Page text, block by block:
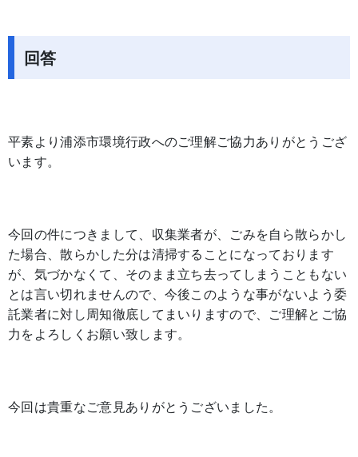
回答
平素より浦添市環境行政へのご理解ご協力ありがとうござ
います。
今回の件につきまして、収集業者が、ごみを自ら散らかし
た場合、散らかした分は清掃することになっております
が、気づかなくて、そのまま立ち去ってしまうこともない
とは言い切れませんので、今後このような事がないよう委
託業者に対し周知徹底してまいりますので、ご理解とご協
力をよろしくお願い致します。
今回は貴重なご意見ありがとうございました。